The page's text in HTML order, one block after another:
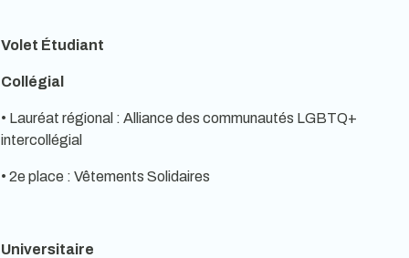
Volet Étudiant
Collégial
• Lauréat régional : Alliance des communautés LGBTQ+
intercollégial
• 2e place : Vêtements Solidaires
Universitaire